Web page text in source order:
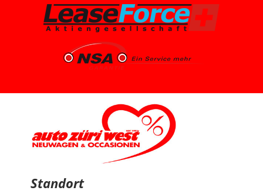
knapp 7’000 km, ist ein Voll-Benziner und passt für uns
vom Platz, Fahrgefühl und Gesamtpaket sehr gut. Die
Beratung durch Herrn Francesco Salerno war sehr
freundlich, ehrlich und unkompliziert. Auch wenn die
Auswahl für uns relativ klar und limitiert war, fühlten wir
uns gut aufgehoben. Besonders positiv fand ich den
spannenden Austausch mit dem Berater über
allgemeine Autothemen und Dinge, die Autoliebhaber
Thema Auto vorhanden ist. Sehr geschätzt haben wir
zudem, dass vor der Übergabe extra noch ein Service
durchgeführt wurde, damit wir mit dem Fahrzeug
länger Ruhe haben. Das ist nicht selbstverständlich und
hat den positiven Eindruck nochmals verstärkt. Wir
freuen uns sehr über unseren Peugeot 2008 und
bedanken uns herzlich bei Auto Züri West sowie bei
Herrn Francesco Salerno für die angenehme Beratung,
den guten Austausch und den super Deal.
Standort